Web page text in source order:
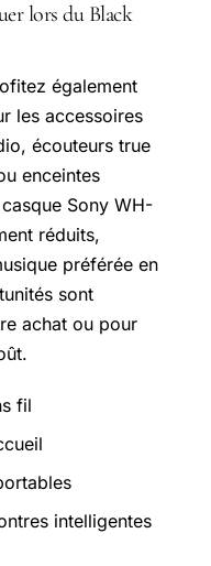
lors du Black
également
les accessoires
écouteurs true
enceintes
Sony WH-
réduits,
préférée en
sont
achat ou pour
fil
intelligentes